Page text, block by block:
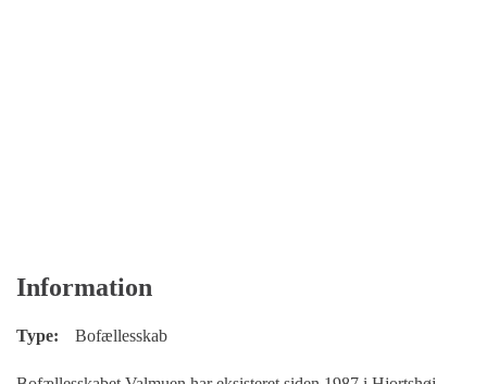
Information
Type: Bofællesskab